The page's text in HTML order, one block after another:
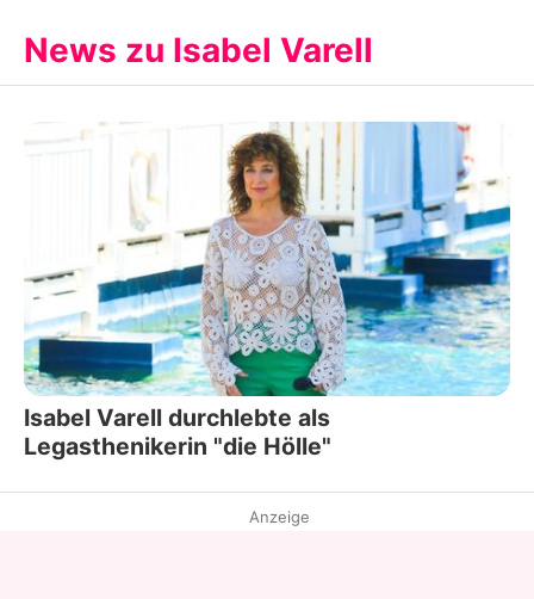
News zu Isabel Varell
Isabel Varell durchlebte als
Legasthenikerin "die Hölle"
Anzeige